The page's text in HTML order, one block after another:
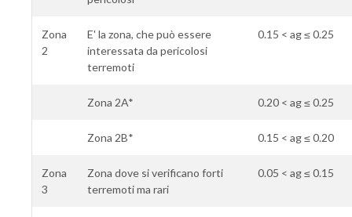
Zona
2
E' la zona, che può essere
interessata da pericolosi
terremoti
0.15 < ag ≤ 0.25
Zona 2A* 0.20 < ag ≤ 0.25
Zona 2B* 0.15 < ag ≤ 0.20
Zona
3
Zona dove si verificano forti
terremoti ma rari
0.05 < ag ≤ 0.15